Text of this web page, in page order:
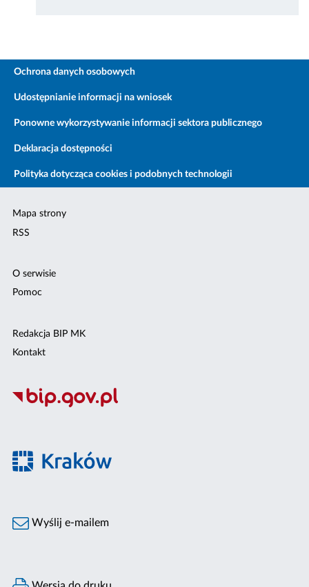
Ochrona danych osobowych
Udostępnianie informacji na wniosek
Ponowne wykorzystywanie informacji sektora publicznego
Deklaracja dostępności
Polityka dotycząca cookies i podobnych technologii
Mapa strony
RSS
O serwisie
Pomoc
Redakcja BIP MK
Kontakt
Wyślij e-mailem